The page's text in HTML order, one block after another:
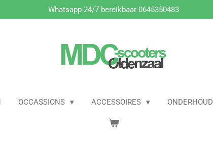
Whatsapp 24/7 bereikbaar 0645350483
OCCASSIONS ACCESSOIRES ONDERHOUD